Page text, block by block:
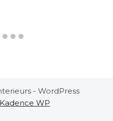
- WordPress
Kadence WP